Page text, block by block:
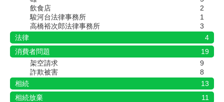
飲食店
2
駿河台法律事務所
1
高橋裕次郎法律事務所
3
法律
4
消費者問題
19
架空請求
9
詐欺被害
8
相続
13
相続放棄
11